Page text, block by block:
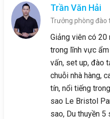
Trần Văn Hải
Trưởng phòng đào
Giảng viên có 20
trong lĩnh vực
vấn, set up, đào
chuỗi nhà hàng,
tín, nổi tiếng
sao Le Bristol
sao, Du thuyền